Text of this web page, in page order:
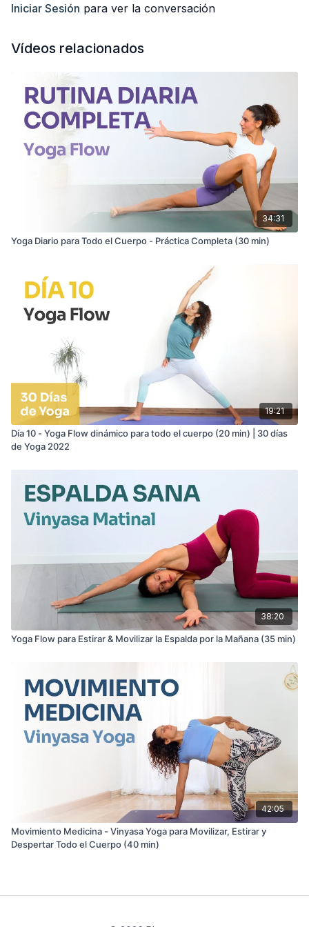
momento.
acompañe en tu día
Iniciar Sesión para ver la conversación
Vídeos relacionados
34:31
Yoga Diario para Todo el Cuerpo - Práctica Completa (30 min)
19:21
Día 10 - Yoga Flow dinámico para todo el cuerpo (20 min) | 30 días
de Yoga 2022
38:20
Yoga Flow para Estirar & Movilizar la Espalda por la Mañana (35 min)
42:05
Movimiento Medicina - Vinyasa Yoga para Movilizar, Estirar y
Despertar Todo el Cuerpo (40 min)